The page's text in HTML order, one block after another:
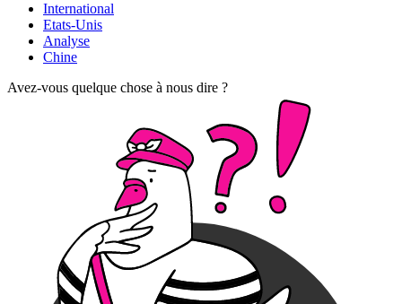
International
Etats-Unis
Analyse
Chine
Avez-vous quelque chose à nous dire ?